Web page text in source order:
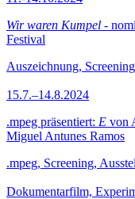
Wir waren Kumpel -
Festival
Auszeichnung, Screening
15.7.–14.8.2024
.mpeg präsentiert: E von
Miguel Antunes Ramos
.mpeg, Screening,
Dokumentarfilm,